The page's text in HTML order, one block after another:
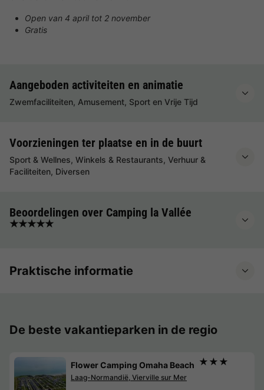
Open van 4 april tot 2 november
Gratis
Aangeboden activiteiten en animatie
Zwemfaciliteiten, Amusement, Sport en Vrije Tijd
Voorzieningen ter plaatse en in de buurt
Sport & Wellnes, Winkels & Restaurants, Verhuur &
Faciliteiten, Diversen
Beoordelingen over Camping la Vallée
★★★★★
Praktische informatie
De beste vakantieparken in de regio
Flower Camping Omaha Beach ★★★
Laag-Normandië, Vierville sur Mer